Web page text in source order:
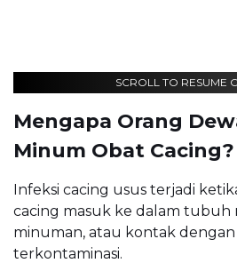
SCROLL TO RESUME
Mengapa Orang
Minum Obat Cacing?
Infeksi cacing usus terjadi
cacing masuk ke dalam tubuh
minuman, atau kontak
terkontaminasi.